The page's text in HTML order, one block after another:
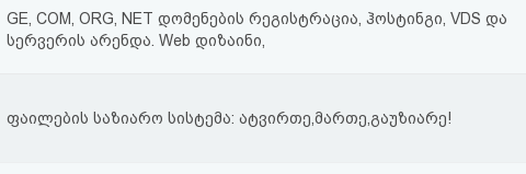
GE, COM, ORG, NET დომენების რეგისტრაცია, ჰოსტინგი, VDS და
სერვერის არენდა. Web დიზაინი,
ფაილების საზიარო სისტემა: ატვირთე,მართე,გაუზიარე!